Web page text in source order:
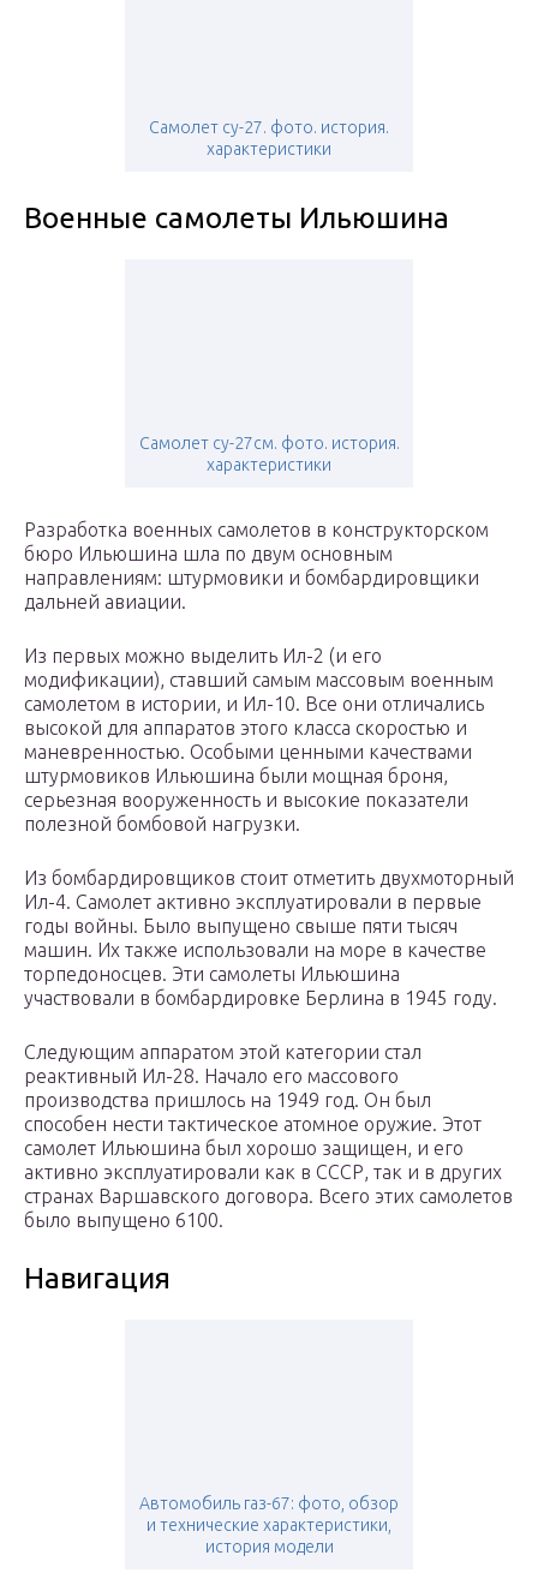
Самолет су-27. фото. история.
характеристики
Военные самолеты Ильюшина
Самолет су-27см. фото. история.
характеристики
Разработка военных самолетов в конструкторском
бюро Ильюшина шла по двум основным
направлениям: штурмовики и бомбардировщики
дальней авиации.
Из первых можно выделить Ил-2 (и его
модификации), ставший самым массовым военным
самолетом в истории, и Ил-10. Все они отличались
высокой для аппаратов этого класса скоростью и
маневренностью. Особыми ценными качествами
штурмовиков Ильюшина были мощная броня,
серьезная вооруженность и высокие показатели
полезной бомбовой нагрузки.
Из бомбардировщиков стоит отметить двухмоторный
Ил-4. Самолет активно эксплуатировали в первые
годы войны. Было выпущено свыше пяти тысяч
машин. Их также использовали на море в качестве
торпедоносцев. Эти самолеты Ильюшина
участвовали в бомбардировке Берлина в 1945 году.
Следующим аппаратом этой категории стал
реактивный Ил-28. Начало его массового
производства пришлось на 1949 год. Он был
способен нести тактическое атомное оружие. Этот
самолет Ильюшина был хорошо защищен, и его
активно эксплуатировали как в СССР, так и в других
странах Варшавского договора. Всего этих самолетов
было выпущено 6100.
Навигация
Автомобиль газ-67: фото, обзор
и технические характеристики,
история модели